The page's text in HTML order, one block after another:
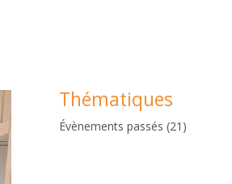
Thématiques
Évènements passés (21)